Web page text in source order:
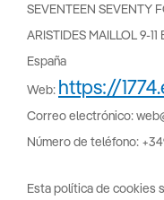
SEVENTEEN SEVENTY
ARISTIDES MAILLOL 9-
España
Web: https://
Correo electrónico:
Número de teléfono:
Esta política de cookies